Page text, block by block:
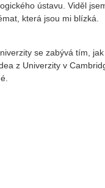
ústavu. Viděl
která jsou mi blízká.
se zabývá tím,
z Univerzity v